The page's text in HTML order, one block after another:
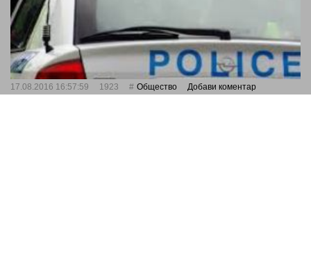
17.08.2016 16:57:59 1923 Общество Добави коментар